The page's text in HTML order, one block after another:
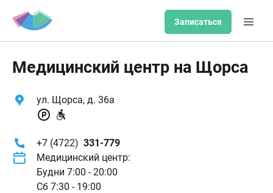
Записаться
Медицинский центр на Щорса
ул. Щорса, д. 36а
+7 (4722) 331-779
Медицинский центр:
Будни 7:00 - 20:00
Сб 7:30 - 19:00